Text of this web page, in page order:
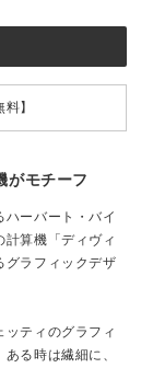
がモチーフ
ーバート・バイ
算機「ディヴィ
グラフィックデザ
ティのグラフィ
る時は繊細に、
】